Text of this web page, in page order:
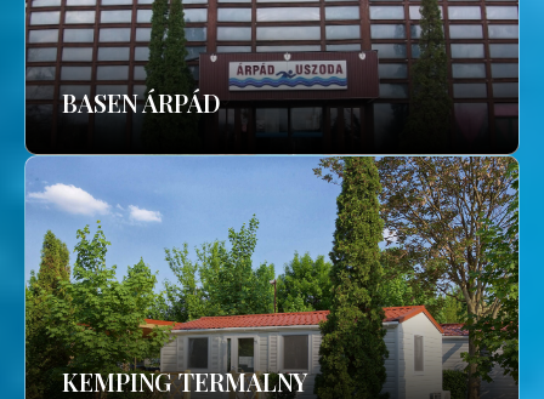
BASEN ÁRPÁD
KEMPING TERMALNY